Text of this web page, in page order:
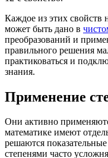
Каждое из этих свойств
может быть дано в
преобразований и
правильного решения
практиковаться и
знания.
Применение
Они активно
математике имеют
решаются
степенями часто